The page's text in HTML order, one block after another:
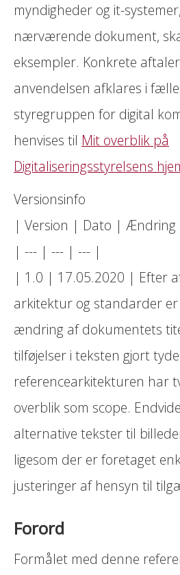
myndigheder og it-
nærværende dokument,
eksempler. Konkrete
anvendelsen afklares i
styregruppen for digital
henvises til Mit overblik på
Digitaliseringsstyrelsens
Versionsinfo
| Version | Dato | Ændring
| --- | --- | --- |
| 1.0 | 17.05.2020 | Efter
arkitektur og standarder er
ændring af dokumentets
tilføjelser i teksten gjort
referencearkitekturen har
overblik som scope.
alternative tekster til
ligesom der er foretaget
justeringer af hensyn til
Forord
Formålet med denne